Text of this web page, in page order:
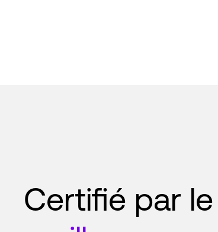
Certifié par le